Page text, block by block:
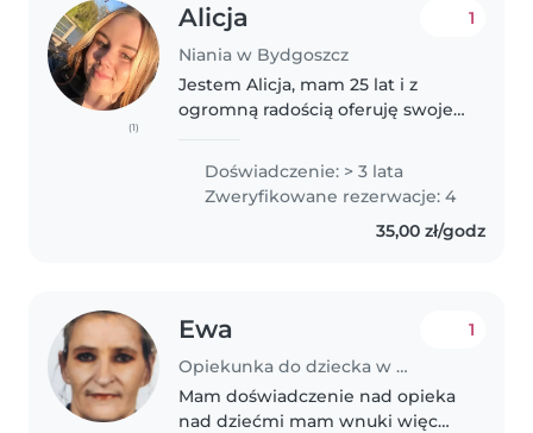
(1)
Alicja
Niania w Bydgoszcz
1
Jestem Alicja, mam 25 lat i z
ogromną radością oferuję swoje
do opieki nad dziećmi opiera się
na dwóch kluczowych filarach:
bezpieczeństwie i empatii...
Doświadczenie: > 3 lata
Zweryfikowane rezerwacje: 4
35,00 zł/godz
Ewa
Opiekunka do dziecka w Bydgoszcz
1
Mam doświadczenie nad opieka
nad dziećmi mam wnuki więc